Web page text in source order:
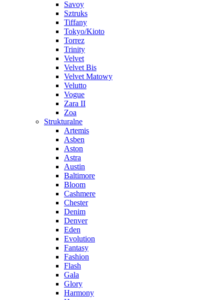
Savoy
Sztruks
Tiffany
Tokyo/Kioto
Torrez
Trinity
Velvet
Velvet Bis
Velvet Matowy
Velutto
Vogue
Zara II
Zoa
Strukturalne
Artemis
Asben
Aston
Astra
Austin
Baltimore
Bloom
Cashmere
Chester
Denim
Denver
Eden
Evolution
Fantasy
Fashion
Flash
Gala
Glory
Harmony